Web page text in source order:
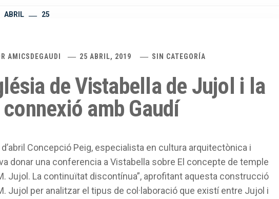
ABRIL 25
AMICSDEGAUDI 25 ABRIL, 2019 SIN CATEGORÍA
de Vistabella de Jujol i la
amb Gaudí
Concepció Peig, especialista en cultura arquitectònica i
donar una conferencia a Vistabella sobre El concepte de temple
Jujol. La continuïtat discontínua”, aprofitant aquesta construcció
Jujol per analitzar el tipus de col·laboració que existí entre Jujol i